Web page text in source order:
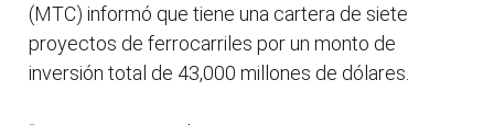
(MTC) informó que tiene una cartera de siete
proyectos de ferrocarriles por un monto de
inversión total de 43,000 millones de dólares.